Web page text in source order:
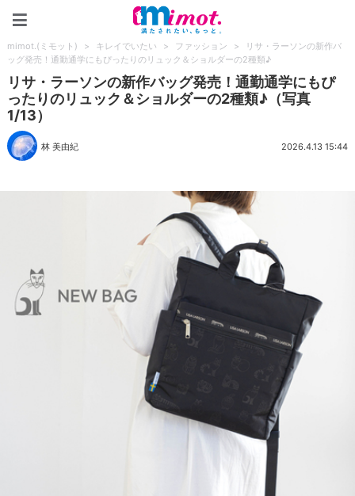
mimot.(ミモット) > キレイでいたい > ファッション >
リサ・ラーソンの新作バ
ッグ発売！通勤通学にもぴったりのリュック＆ショルダーの2種類♪
リサ・ラーソンの新作バッグ発売！通勤通学にもぴ
ったりのリュック＆ショルダーの2種類♪（写真
1/13）
林 美由紀 2026.4.13 15:44